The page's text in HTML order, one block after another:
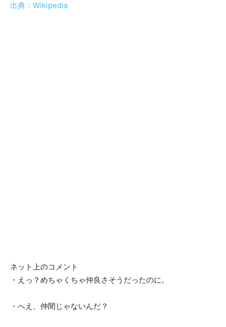
出典：Wikipedia
ネット上のコメント
・えっ？めちゃくちゃ仲良さそうだったのに。
・へえ、仲間じゃないんだ？